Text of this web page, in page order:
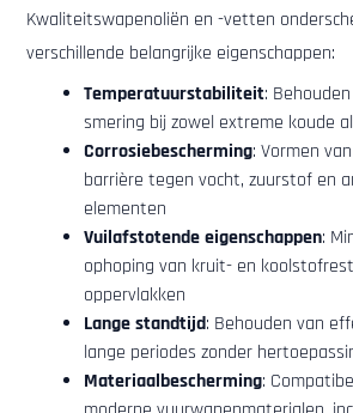
Kwaliteitswapenoliën en -vetten
verschillende belangrijke eigenschappen:
Temperatuurstabiliteit:
smering bij zowel extreme koude
Corrosiebescherming: Vormen
barrière tegen vocht, zuurstof en
elementen
Vuilafstotende eigenschappen:
ophoping van kruit- en
oppervlakken
Lange standtijd: Behouden van
lange periodes zonder
Materiaalbescherming: